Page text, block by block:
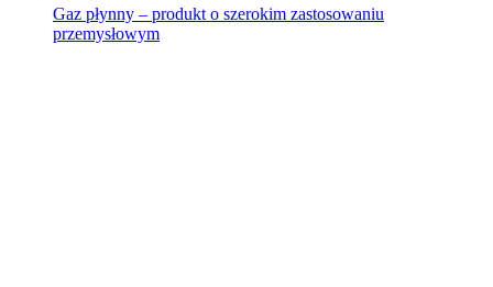
Gaz płynny – produkt o szerokim zastosowaniu
przemysłowym